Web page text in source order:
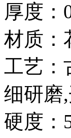
厚度：
材质：
工艺：
细研磨
硬度：